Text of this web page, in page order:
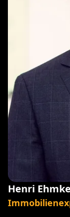
Henri Ehmke